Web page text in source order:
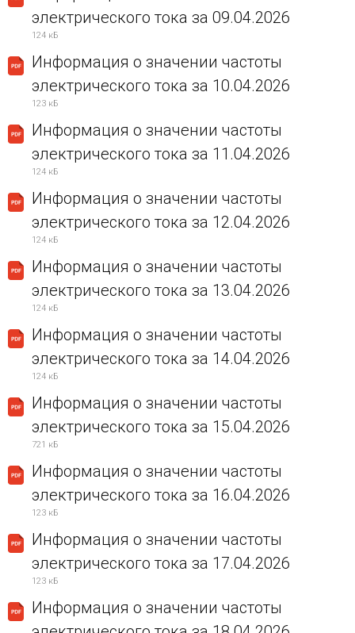
электрического тока за 09.04.2026
124 кБ
Информация о значении частоты
электрического тока за 10.04.2026
123 кБ
Информация о значении частоты
электрического тока за 11.04.2026
124 кБ
Информация о значении частоты
электрического тока за 12.04.2026
124 кБ
Информация о значении частоты
электрического тока за 13.04.2026
124 кБ
Информация о значении частоты
электрического тока за 14.04.2026
124 кБ
Информация о значении частоты
электрического тока за 15.04.2026
721 кБ
Информация о значении частоты
электрического тока за 16.04.2026
123 кБ
Информация о значении частоты
электрического тока за 17.04.2026
123 кБ
Информация о значении частоты